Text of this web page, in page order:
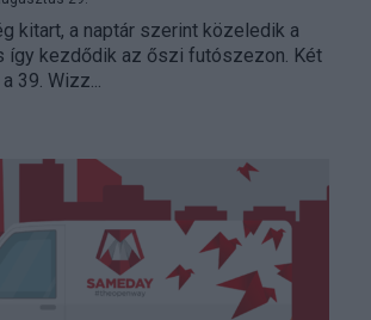
kitart, a naptár szerint közeledik a
így kezdődik az őszi futószezon. Két
39. Wizz...